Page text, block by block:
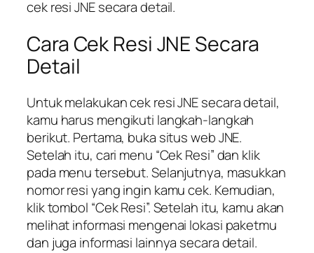
cek resi JNE secara detail.
Cara Cek Resi JNE Secara
Detail
Untuk melakukan cek resi JNE secara detail,
kamu harus mengikuti langkah-langkah
berikut. Pertama, buka situs web JNE.
Setelah itu, cari menu “Cek Resi” dan klik
pada menu tersebut. Selanjutnya, masukkan
nomor resi yang ingin kamu cek. Kemudian,
klik tombol “Cek Resi”. Setelah itu, kamu akan
melihat informasi mengenai lokasi paketmu
dan juga informasi lainnya secara detail.